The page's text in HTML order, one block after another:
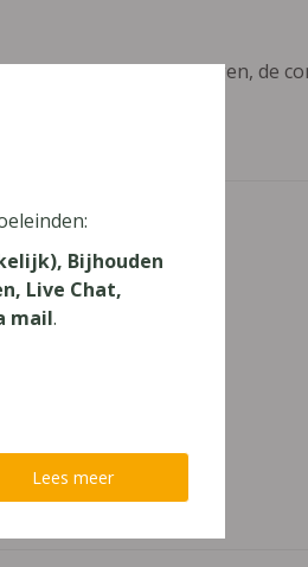
redelijke aanpassingen, de
Bijhouden
Live Chat,
mail.
Lees meer